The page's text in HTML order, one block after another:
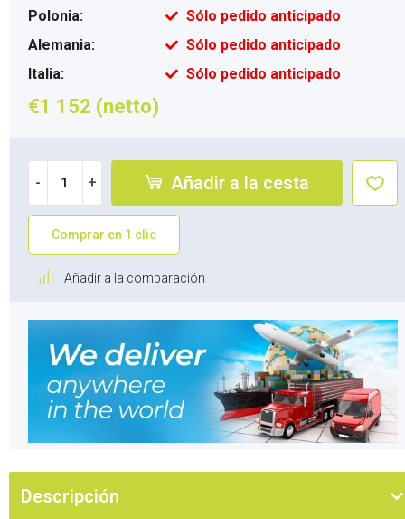
Polonia:
Sólo pedido anticipado
Alemania:
Sólo pedido anticipado
Italia:
Sólo pedido anticipado
€1 152 (netto)
- + Añadir a la cesta
Comprar en 1 clic
Añadir a la comparación
Descripción